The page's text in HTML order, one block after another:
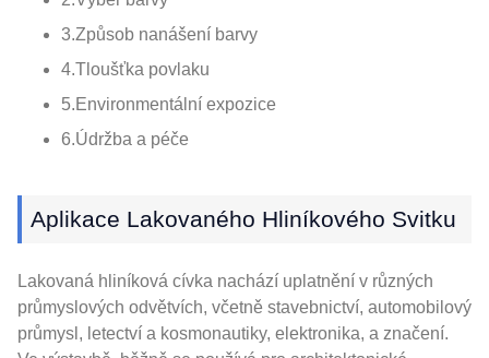
3.Způsob nanášení barvy
4.Tloušťka povlaku
5.Environmentální expozice
6.Údržba a péče
Aplikace Lakovaného Hliníkového Svitku
Lakovaná hliníková cívka nachází uplatnění v různých
průmyslových odvětvích, včetně stavebnictví, automobilový
průmysl, letectví a kosmonautiky, elektronika, a značení.